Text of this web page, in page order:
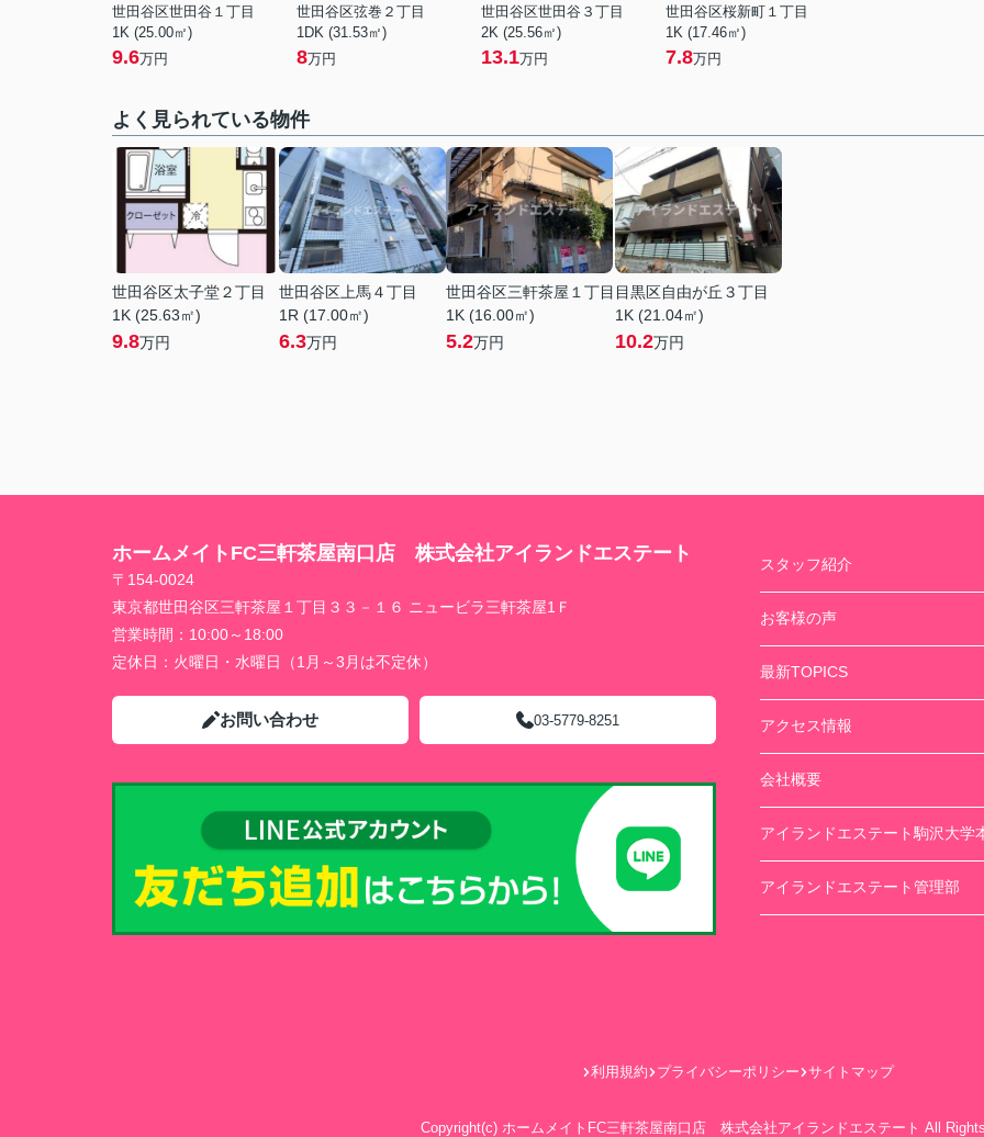
世田谷区世田谷１丁目
1K (25.00㎡)
9.6万円
世田谷区弦巻２丁目
1DK (31.53㎡)
8万円
世田谷区世田谷３丁目
2K (25.56㎡)
13.1万円
世田谷区桜新町１丁目
1K (17.46㎡)
7.8万円
よく見られている物件
世田谷区太子堂２丁目
1K (25.63㎡)
9.8万円
世田谷区上馬４丁目
1R (17.00㎡)
6.3万円
世田谷区三軒茶屋１丁目
1K (16.00㎡)
5.2万円
目黒区自由が丘３丁目
1K (21.04㎡)
10.2万円
ホームメイトFC三軒茶屋南口店 株式会社アイランドエステート
〒154-0024
東京都世田谷区三軒茶屋１丁目３３－１６ ニュービラ三軒茶屋1Ｆ
営業時間： 10:00～18:00
定休日： 火曜日・水曜日（1月～3月は不定休）
お問い合わせ 03-5779-8251
スタッフ紹介
お客様の声
最新TOPICS
アクセス情報
会社概要
アイランドエステート駒沢大学
アイランドエステート管理部
利用規約 プライバシーポリシー サイトマップ
Copyright(c) ホームメイトFC三軒茶屋南口店 株式会社アイランドエステート All